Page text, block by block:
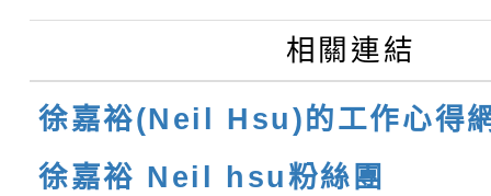
相關連結
徐嘉裕(Neil Hsu)的工作心得
徐嘉裕 Neil hsu粉絲團